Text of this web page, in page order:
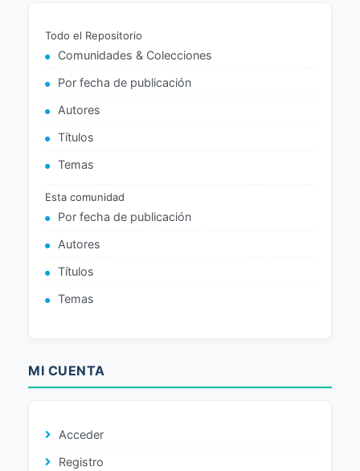
Todo el Repositorio
Comunidades & Colecciones
Por fecha de publicación
Autores
Títulos
Temas
Esta comunidad
Por fecha de publicación
Autores
Títulos
Temas
MI CUENTA
Acceder
Registro